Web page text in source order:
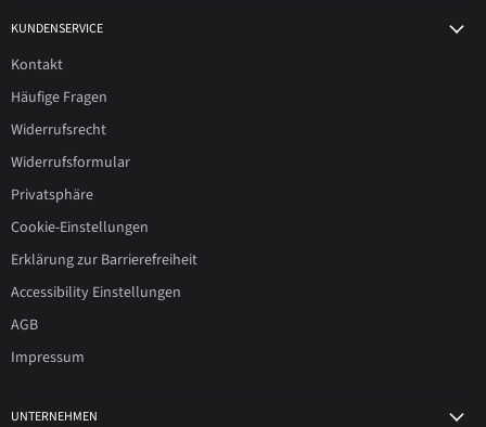
KUNDENSERVICE
Kontakt
Häufige Fragen
Widerrufsrecht
Widerrufsformular
Privatsphäre
Cookie-Einstellungen
Erklärung zur Barrierefreiheit
Accessibility Einstellungen
AGB
Impressum
UNTERNEHMEN